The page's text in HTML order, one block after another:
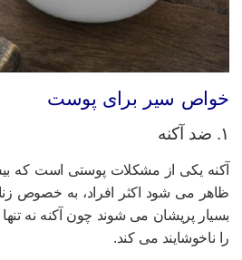
سیر برای پوست
یکی از مشکلات پوستی است که
می شود اکثر افراد، به خصوص
پریشان می شوند چون آکنه نه تنها
ناخوشایند می کند.